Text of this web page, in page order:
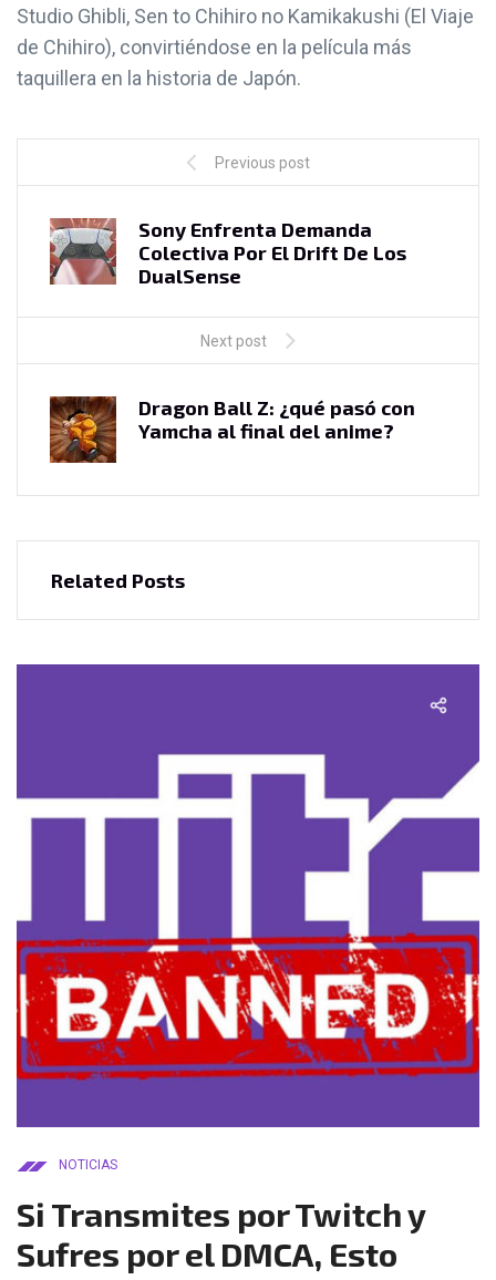
Studio Ghibli, Sen to Chihiro no Kamikakushi (El Viaje
de Chihiro), convirtiéndose en la película más
taquillera en la historia de Japón.
Previous post
Sony Enfrenta Demanda
Colectiva Por El Drift De Los
DualSense
Next post
Dragon Ball Z: ¿qué pasó con
Yamcha al final del anime?
Related Posts
NOTICIAS
Si Transmites por Twitch y
Sufres por el DMCA, Esto